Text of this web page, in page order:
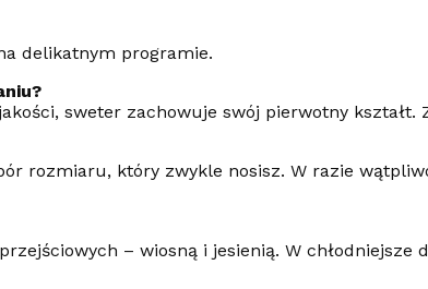
delikatnym programie.
sweter zachowuje swój pierwotny kształt.
rozmiaru, który zwykle nosisz. W razie
– wiosną i jesienią. W chłodniejsze